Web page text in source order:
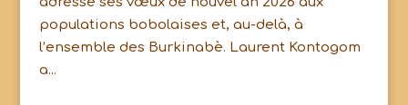
populations bobolaises et, au-delà, à
l’ensemble des Burkinabè. Laurent Kontogom
a...